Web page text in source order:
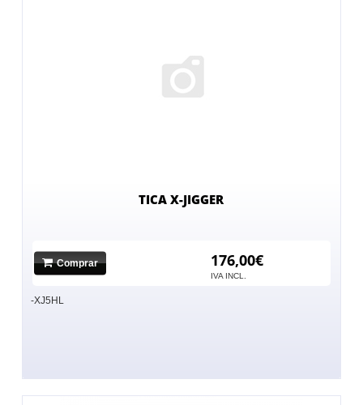
TICA X-JIGGER
Comprar 176,00€
IVA INCL.
-XJ5HL